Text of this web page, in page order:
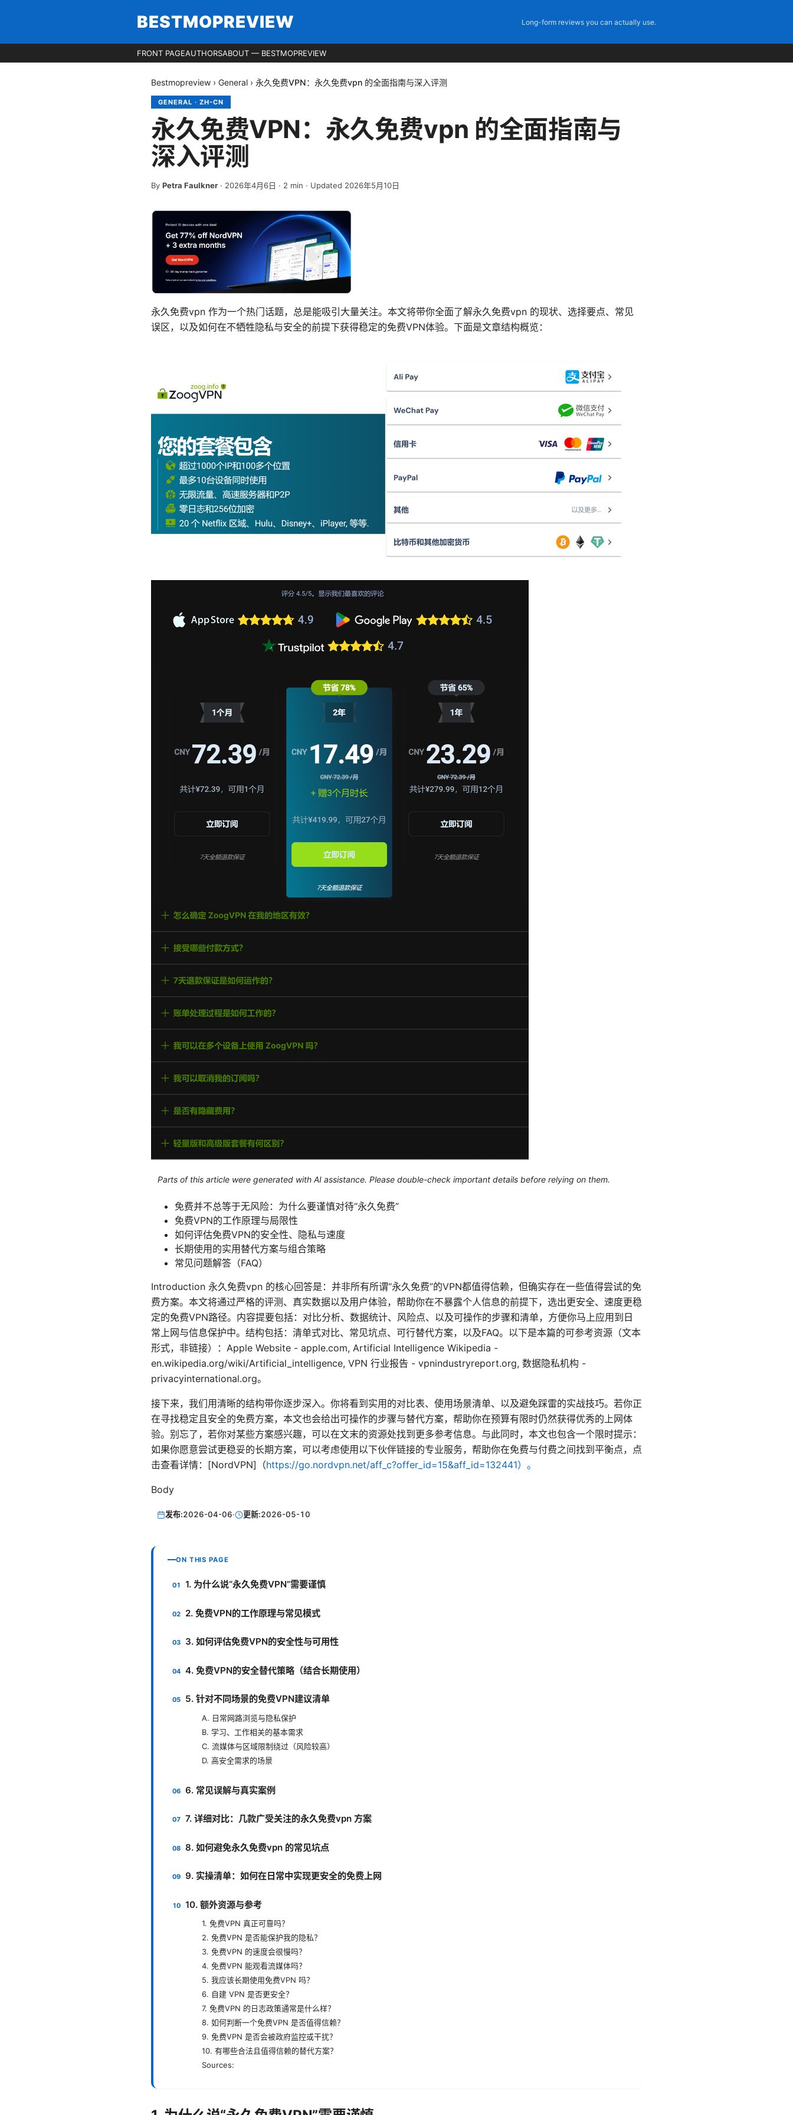
BESTMOPREVIEW Long-form reviews you can actually use.
FRONT PAGEAUTHORSABOUT — BESTMOPREVIEW
Bestmopreview › General › 永久免费VPN：永久免费vpn 的全面指南与深入评测
GENERAL · ZH-CN
永久免费VPN：永久免费vpn 的全面指南与
深入评测
By Petra Faulkner · 2026年4月6日 · 2 min · Updated 2026年5月10日
永久免费vpn 作为一个热门话题，总是能吸引大量关注。本文将带你全面了解永久免费vpn 的现状、选择要点、常见
误区，以及如何在不牺牲隐私与安全的前提下获得稳定的免费VPN体验。下面是文章结构概览：
Parts of this article were generated with AI assistance. Please double-check important details before relying on them.
免费并不总等于无风险：为什么要谨慎对待“永久免费”
免费VPN的工作原理与局限性
如何评估免费VPN的安全性、隐私与速度
长期使用的实用替代方案与组合策略
常见问题解答（FAQ）
Introduction 永久免费vpn 的核心回答是：并非所有所谓“永久免费”的VPN都值得信赖，但确实存在一些值得尝试的免
费方案。本文将通过严格的评测、真实数据以及用户体验，帮助你在不暴露个人信息的前提下，选出更安全、速度更稳
定的免费VPN路径。内容提要包括：对比分析、数据统计、风险点、以及可操作的步骤和清单，方便你马上应用到日
常上网与信息保护中。结构包括：清单式对比、常见坑点、可行替代方案，以及FAQ。以下是本篇的可参考资源（文本
形式，非链接）：Apple Website - apple.com, Artificial Intelligence Wikipedia -
en.wikipedia.org/wiki/Artificial_intelligence, VPN 行业报告 - vpnindustryreport.org, 数据隐私机构 -
privacyinternational.org。
接下来，我们用清晰的结构带你逐步深入。你将看到实用的对比表、使用场景清单、以及避免踩雷的实战技巧。若你正
在寻找稳定且安全的免费方案，本文也会给出可操作的步骤与替代方案，帮助你在预算有限时仍然获得优秀的上网体
验。别忘了，若你对某些方案感兴趣，可以在文末的资源处找到更多参考信息。与此同时，本文也包含一个限时提示：
如果你愿意尝试更稳妥的长期方案，可以考虑使用以下伙伴链接的专业服务，帮助你在免费与付费之间找到平衡点，点
击查看详情：[NordVPN]（https://go.nordvpn.net/aff_c?offer_id=15&aff_id=132441）。
Body
发布:2026-04-06· 更新:2026-05-10
ON THIS PAGE
1. 为什么说“永久免费VPN”需要谨慎
2. 免费VPN的工作原理与常见模式
3. 如何评估免费VPN的安全性与可用性
4. 免费VPN的安全替代策略（结合长期使用）
5. 针对不同场景的免费VPN建议清单
A. 日常网路浏览与隐私保护
B. 学习、工作相关的基本需求
C. 流媒体与区域限制绕过（风险较高）
D. 高安全需求的场景
6. 常见误解与真实案例
7. 详细对比：几款广受关注的永久免费vpn 方案
8. 如何避免永久免费vpn 的常见坑点
9. 实操清单：如何在日常中实现更安全的免费上网
10. 额外资源与参考
1. 免费VPN 真正可靠吗？
2. 免费VPN 是否能保护我的隐私？
3. 免费VPN 的速度会很慢吗？
4. 免费VPN 能观看流媒体吗？
5. 我应该长期使用免费VPN 吗？
6. 自建 VPN 是否更安全？
7. 免费VPN 的日志政策通常是什么样？
8. 如何判断一个免费VPN 是否值得信赖？
9. 免费VPN 是否会被政府监控或干扰？
10. 有哪些合法且值得信赖的替代方案？
Sources: